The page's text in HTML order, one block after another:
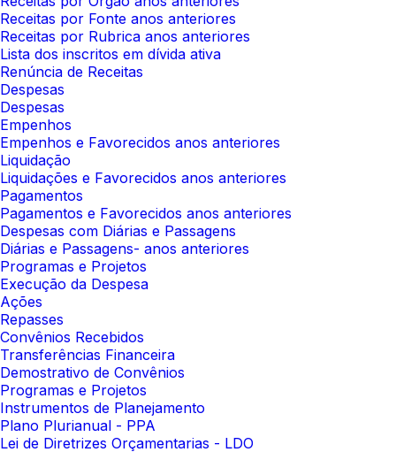
Receitas por Fonte anos anteriores
Receitas por Rubrica anos anteriores
Lista dos inscritos em dívida ativa
Renúncia de Receitas
Despesas
Despesas
Empenhos
Empenhos e Favorecidos anos anteriores
Liquidação
Liquidações e Favorecidos anos anteriores
Pagamentos
Pagamentos e Favorecidos anos anteriores
Despesas com Diárias e Passagens
Diárias e Passagens- anos anteriores
Programas e Projetos
Execução da Despesa
Ações
Repasses
Convênios Recebidos
Transferências Financeira
Demostrativo de Convênios
Programas e Projetos
Instrumentos de Planejamento
Plano Plurianual - PPA
Lei de Diretrizes Orçamentarias - LDO